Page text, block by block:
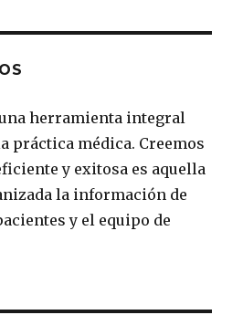
herramienta integral
práctica médica. Creemos
y exitosa es aquella
la información de
y el equipo de